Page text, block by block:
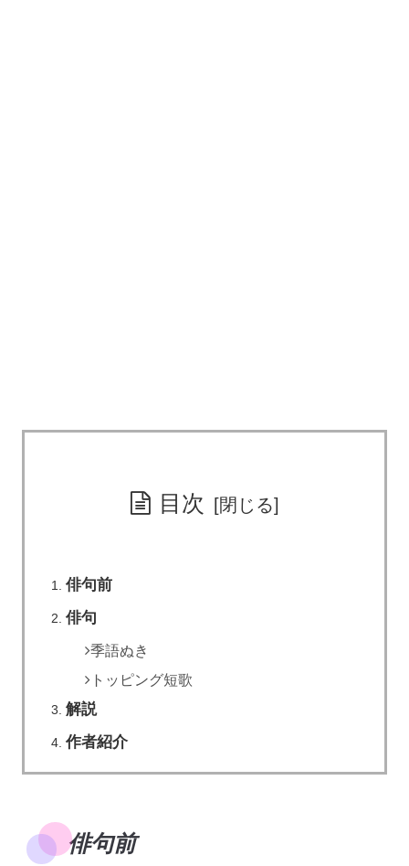
目次
俳句前
俳句
季語ぬき
トッピング短歌
解説
作者紹介
俳句前